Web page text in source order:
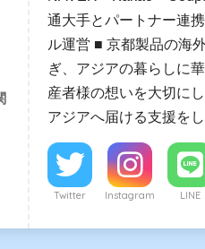
通大手とパートナー連
ル運営 ■ 京都製品の海
ぎ、アジアの暮らしに
産者様の想いを大切に
アジアへ届ける支援をし
Twitter Instagram LINE